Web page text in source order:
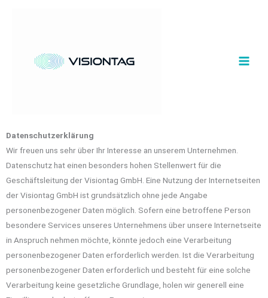
Datenschutzerklärung
Wir freuen uns sehr über Ihr Interesse an unserem Unternehmen.
Datenschutz hat einen besonders hohen Stellenwert für die
Geschäftsleitung der Visiontag GmbH. Eine Nutzung der Internetseiten
der Visiontag GmbH ist grundsätzlich ohne jede Angabe
personenbezogener Daten möglich. Sofern eine betroffene Person
besondere Services unseres Unternehmens über unsere Internetseite
in Anspruch nehmen möchte, könnte jedoch eine Verarbeitung
personenbezogener Daten erforderlich werden. Ist die Verarbeitung
personenbezogener Daten erforderlich und besteht für eine solche
Verarbeitung keine gesetzliche Grundlage, holen wir generell eine